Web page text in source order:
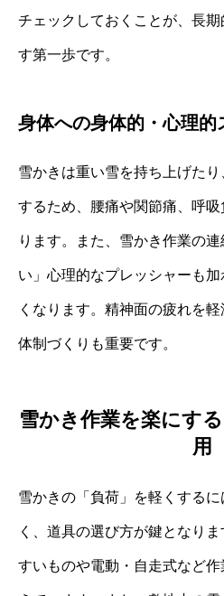
チェックしておくことが、長
す第一歩です。
身体への身体的・心理的
雪かきは重い雪を持ち上げた
するため、腰痛や関節痛、呼
ります。また、雪かき作業の
い」心理的なプレッシャーも
くなります。精神面の疲れを
体制づくりも重要です。
雪かき作業を楽にす
用
雪かきの「負荷」を軽くする
く、道具の選び方が鍵となり
すいものや電動・自走式など